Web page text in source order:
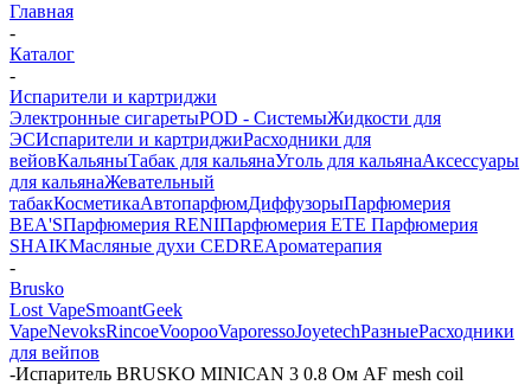
Главная
-
Каталог
-
Испарители и картриджи
Электронные сигаретыPOD - СистемыЖидкости для
ЭСИспарители и картриджиРасходники для
вейовКальяныТабак для кальянаУголь для кальянаАксессуары
для кальянаЖевательный
табакКосметикаАвтопарфюмДиффузорыПарфюмерия
BEA'SПарфюмерия RENIПарфюмерия ETE Парфюмерия
SHAIKМасляные духи CEDREАроматерапия
-
Brusko
Lost VapeSmoantGeek
VapeNevoksRincoeVoopooVaporessoJoyetechРазныеРасходники
для вейпов
-Испаритель BRUSKO MINICAN 3 0.8 Ом AF mesh coil